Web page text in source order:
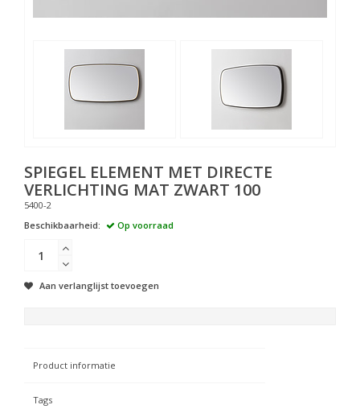
SPIEGEL ELEMENT MET DIRECTE
VERLICHTING MAT ZWART 100
5400-2
Beschikbaarheid:
Op voorraad
Aan verlanglijst toevoegen
Product informatie
Tags